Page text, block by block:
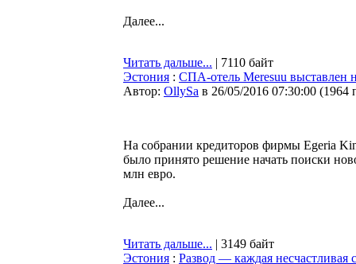
Далее...
Читать дальше... | 7110 байт
Эстония : СПА-отель Meresuu выставлен
Автор: OllySa в 26/05/2016 07:30:00 (1964
На собрании кредиторов фирмы Egeria
было принято решение начать поиски
млн евро.
Далее...
Читать дальше... | 3149 байт
Эстония : Развод — каждая несчастливая